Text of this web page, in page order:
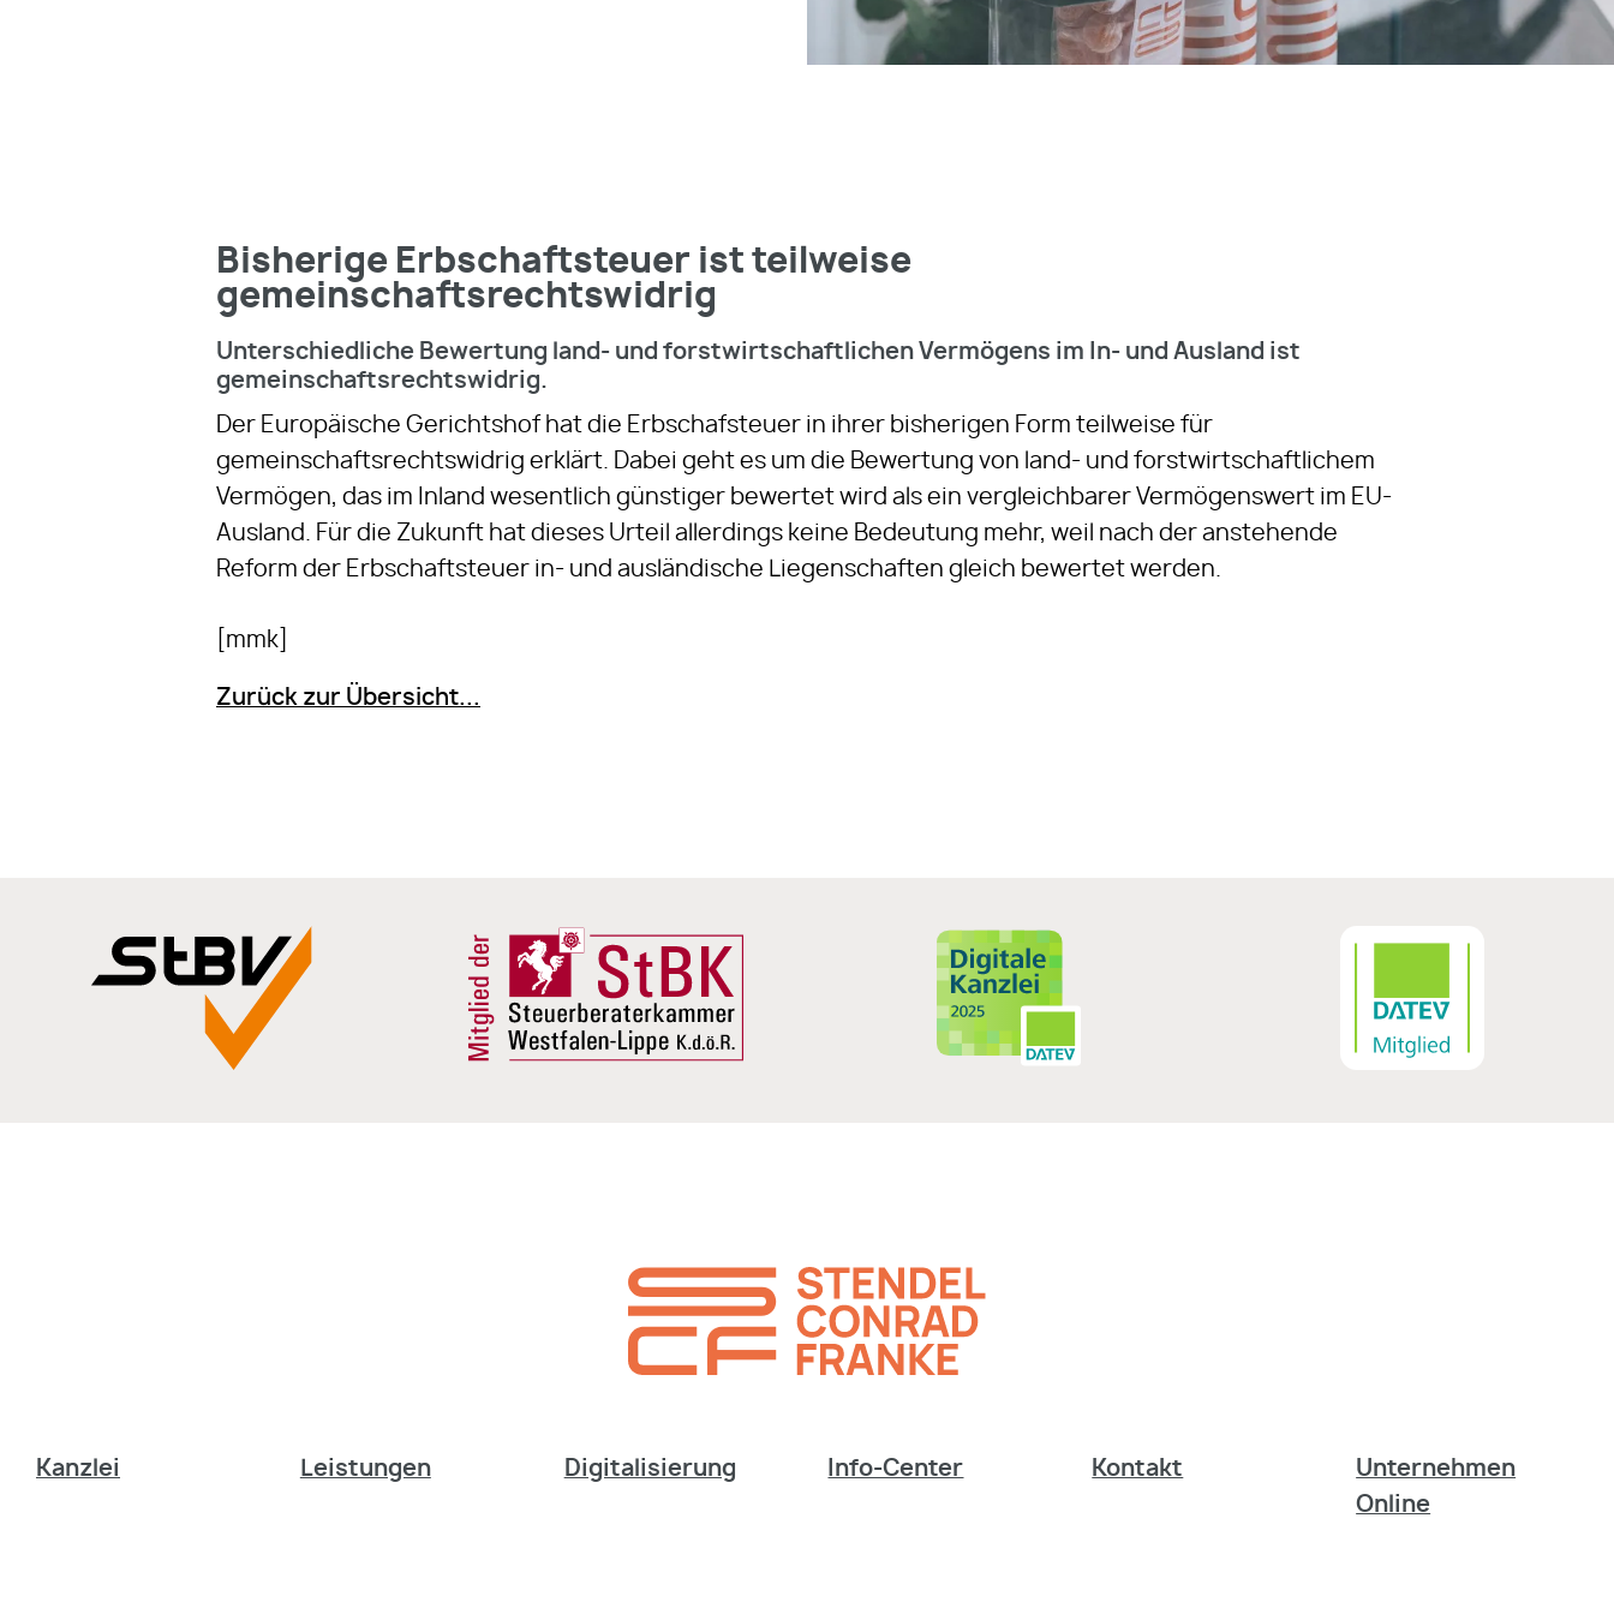
Bisherige Erbschaftsteuer ist teilweise
gemeinschaftsrechtswidrig
Unterschiedliche Bewertung land- und forstwirtschaftlichen Vermögens im In- und Ausland ist
gemeinschaftsrechtswidrig.
Der Europäische Gerichtshof hat die Erbschafsteuer in ihrer bisherigen Form teilweise für
gemeinschaftsrechtswidrig erklärt. Dabei geht es um die Bewertung von land- und forstwirtschaftlichem
Vermögen, das im Inland wesentlich günstiger bewertet wird als ein vergleichbarer Vermögenswert im EU-
Ausland. Für die Zukunft hat dieses Urteil allerdings keine Bedeutung mehr, weil nach der anstehende
Reform der Erbschaftsteuer in- und ausländische Liegenschaften gleich bewertet werden.
[mmk]
Zurück zur Übersicht...
Kanzlei Leistungen Digitalisierung Info-Center Kontakt
Unternehmen
Online